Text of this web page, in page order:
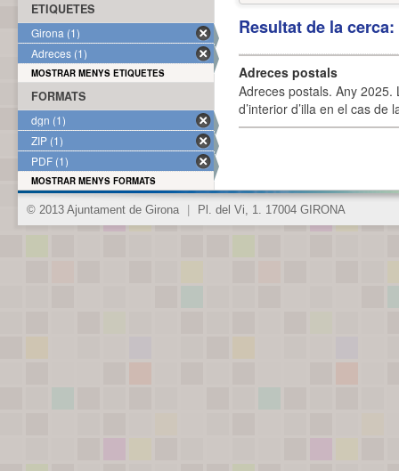
Resultat de la
Adreces postals
Adreces postals. Any 2025.
d’interior d’illa en el cas
ETIQUETES
Girona (1)
Adreces (1)
MOSTRAR MENYS ETIQUETES
FORMATS
dgn (1)
ZIP (1)
PDF (1)
MOSTRAR MENYS FORMATS
© 2013 Ajuntament de Girona Pl. del Vi, 1. 17004 GIRONA